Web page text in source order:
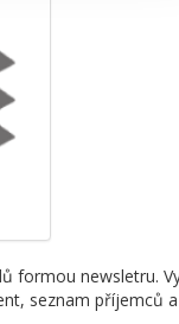
formou newsletru.
seznam příjemců